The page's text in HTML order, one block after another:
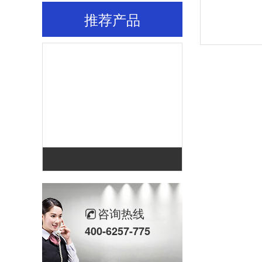
推荐产品
咨询热线
400-6257-775